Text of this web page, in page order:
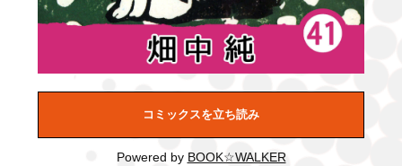
コミックスを立ち読み
Powered by BOOK☆WALKER